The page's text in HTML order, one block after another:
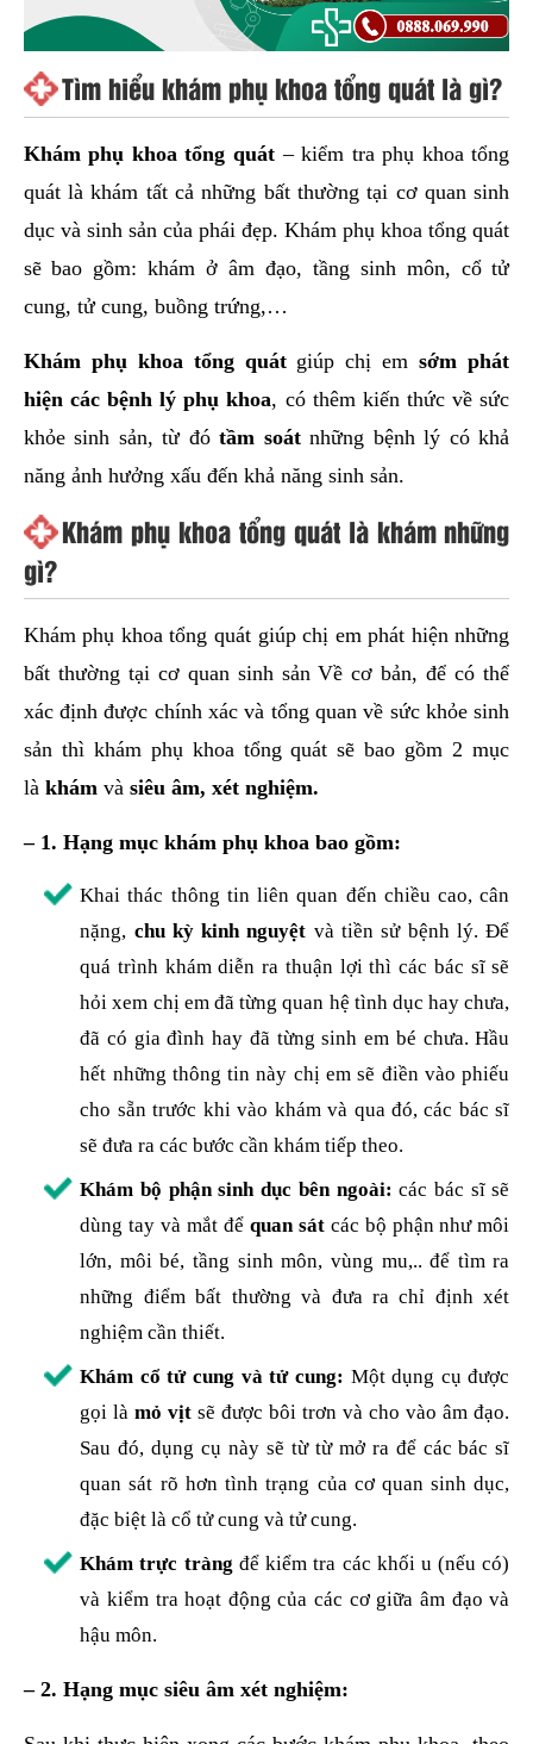
Tìm hiểu khám phụ khoa tổng quát là gì?
Khám phụ khoa tổng quát– kiểm tra phụ khoa tổng
quát là khám tất cả những bất thường tại cơ quan sinh
dục và sinh sản của phái đẹp. Khám phụ khoa tổng quát
sẽ bao gồm: khám ở âm đạo, tầng sinh môn, cổ tử
cung, tử cung, buồng trứng,…
Khám phụ khoa tổng quátgiúp chị emsớm phát
hiện các bệnh lý phụ khoa, có thêm kiến thức về sức
khỏe sinh sản, từ đótầm soátnhững bệnh lý có khả
năng ảnh hưởng xấu đến khả năng sinh sản.
Khám phụ khoa tổng quát là khám những
gì?
Khám phụ khoa tổng quát giúp chị em phát hiện những
bất thường tại cơ quan sinh sản Về cơ bản, để có thể
xác định được chính xác và tổng quan về sức khỏe sinh
sản thì khám phụ khoa tổng quát sẽ bao gồm 2 mục
làkhámvà siêu âm, xét nghiệm.
– 1. Hạng mục khám phụ khoa bao gồm:
Khai thác thông tin liên quan đến chiều cao, cân
nặng, chu kỳ kinh nguyệt và tiền sử bệnh lý. Để
quá trình khám diễn ra thuận lợi thì các bác sĩ sẽ
hỏi xem chị em đã từng quan hệ tình dục hay chưa,
đã có gia đình hay đã từng sinh em bé chưa. Hầu
hết những thông tin này chị em sẽ điền vào phiếu
cho sẵn trước khi vào khám và qua đó, các bác sĩ
sẽ đưa ra các bước cần khám tiếp theo.
Khám bộ phận sinh dục bên ngoài: các bác sĩ sẽ
dùng tay và mắt để quan sátcác bộ phận như môi
lớn, môi bé, tầng sinh môn, vùng mu,.. để tìm ra
những điểm bất thường và đưa ra chỉ định xét
nghiệm cần thiết.
Khám cổ tử cung và tử cung: Một dụng cụ được
gọi là mỏ vịt sẽ được bôi trơn và cho vào âm đạo.
Sau đó, dụng cụ này sẽ từ từ mở ra để các bác sĩ
quan sát rõ hơn tình trạng của cơ quan sinh dục,
đặc biệt là cổ tử cung và tử cung.
Khám trực tràng để kiểm tra các khối u (nếu có)
và kiểm tra hoạt động của các cơ giữa âm đạo và
hậu môn.
– 2. Hạng mục siêu âm xét nghiệm: